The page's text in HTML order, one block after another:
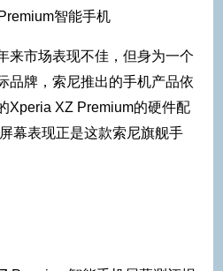
智能手机
来市场表现不佳，但身为一个
品牌，索尼推出的手机产品依
Xperia XZ Premium的硬件配
幕表现正是这款索尼旗舰手